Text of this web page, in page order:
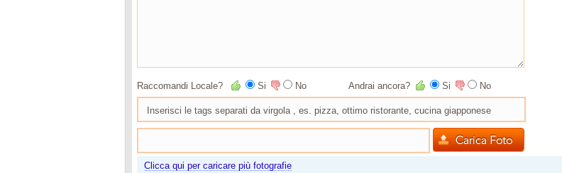
Raccomandi Locale? Si No Andrai ancora? Si No
Clicca qui per caricare più fotografie